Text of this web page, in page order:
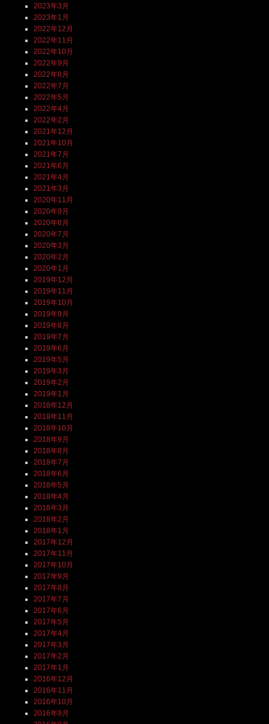
2023年3月
2023年1月
2022年12月
2022年11月
2022年10月
2022年9月
2022年8月
2022年7月
2022年5月
2022年4月
2022年2月
2021年12月
2021年10月
2021年7月
2021年6月
2021年4月
2021年3月
2020年11月
2020年9月
2020年8月
2020年7月
2020年3月
2020年2月
2020年1月
2019年12月
2019年11月
2019年10月
2019年9月
2019年8月
2019年7月
2019年6月
2019年5月
2019年3月
2019年2月
2019年1月
2018年12月
2018年11月
2018年10月
2018年9月
2018年8月
2018年7月
2018年6月
2018年5月
2018年4月
2018年3月
2018年2月
2018年1月
2017年12月
2017年11月
2017年10月
2017年9月
2017年8月
2017年7月
2017年6月
2017年5月
2017年4月
2017年3月
2017年2月
2017年1月
2016年12月
2016年11月
2016年10月
2016年9月